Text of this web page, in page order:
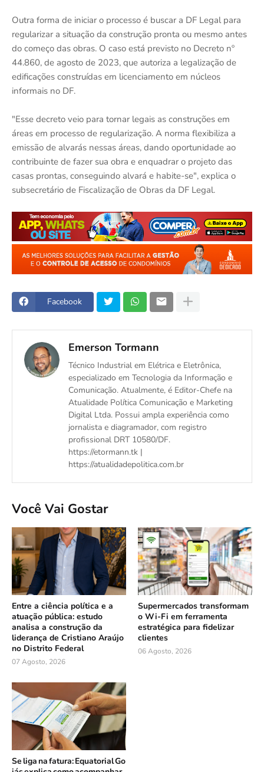
Outra forma de iniciar o processo é buscar a DF Legal para
regularizar a situação da construção pronta ou mesmo antes
do começo das obras. O caso está previsto no Decreto nº
44.860, de agosto de 2023, que autoriza a legalização de
edificações construídas em licenciamento em núcleos
informais no DF.
"Esse decreto veio para tornar legais as construções em
áreas em processo de regularização. A norma flexibiliza a
emissão de alvarás nessas áreas, dando oportunidade ao
contribuinte de fazer sua obra e enquadrar o projeto das
casas prontas, conseguindo alvará e habite-se", explica o
subsecretário de Fiscalização de Obras da DF Legal.
Facebook
Emerson Tormann
Técnico Industrial em Elétrica e Eletrônica,
especializado em Tecnologia da Informação e
Comunicação. Atualmente, é Editor-Chefe na
Atualidade Política Comunicação e Marketing
Digital Ltda. Possui ampla experiência como
jornalista e diagramador, com registro
profissional DRT 10580/DF.
https://etormann.tk |
https://atualidadepolitica.com.br
Você Vai Gostar
Entre a ciência política e a
atuação pública: estudo
analisa a construção da
liderança de Cristiano Araújo
no Distrito Federal
07 Agosto, 2026
Supermercados transformam
o Wi-Fi em ferramenta
estratégica para fidelizar
clientes
06 Agosto, 2026
Se liga na fatura: Equatorial Go